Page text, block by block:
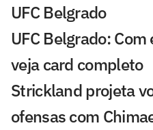
UFC Belgrado
UFC Belgrado:
veja card completo
Strickland projeta
ofensas com